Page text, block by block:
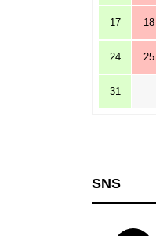
17 18
24 25
31
SNS